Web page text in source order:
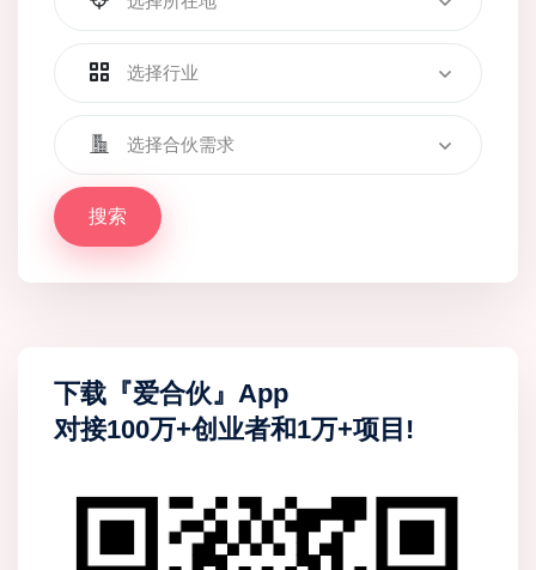
选择行业
选择合伙需求
搜索
下载『爱合伙』App
对接100万+创业者和1万+项目!